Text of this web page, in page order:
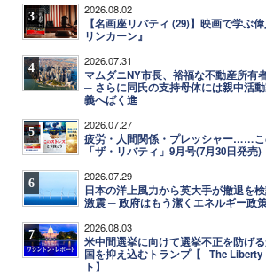
3 2026.08.02
【名画座リバティ (29)】映画で学ぶ
リンカーン』
4 2026.07.31
マムダニNY市長、裕福な不動産所有
─ さらに同氏の支持母体には親中活
義へばく進
5 2026.07.27
疲労・人間関係・プレッシャー……こ
「ザ・リバティ」9月号(7月30日発売)
6 2026.07.29
日本の洋上風力から英大手が撤退を
激震 ─ 政府はもう潔くエネルギー政
7 2026.08.03
米中間選挙に向けて選挙不正を防げ
国を抑え込むトランプ【─The
ト】